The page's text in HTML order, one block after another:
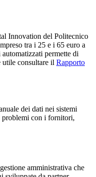
Innovation del Politecnico
tra i 25 e i 65 euro a
permette di
utile consultare il Rapporto
dei dati nei sistemi
problemi con i fornitori,
amministrativa che